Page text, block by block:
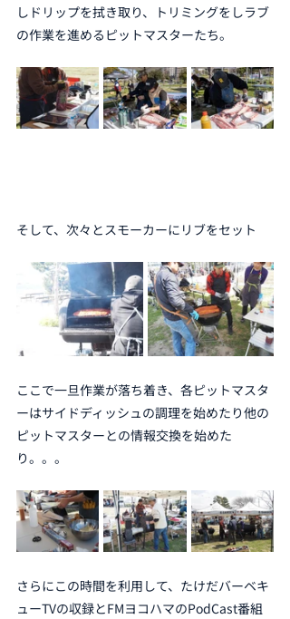
しドリップを拭き取り、トリミングをしラブ
の作業を進めるピットマスターたち。
そして、次々とスモーカーにリブをセット
ここで一旦作業が落ち着き、各ピットマスタ
ーはサイドディッシュの調理を始めたり他の
ピットマスターとの情報交換を始めた
り。。。
さらにこの時間を利用して、たけだバーベキ
ューTVの収録とFMヨコハマのPodCast番組